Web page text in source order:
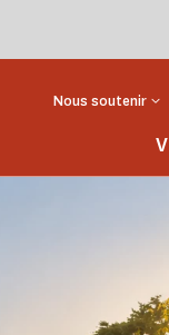
Nous soutenir